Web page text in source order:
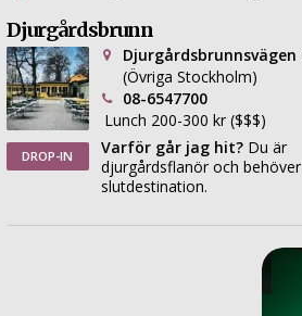
Djurgårdsbrunn
DROP-IN
Djurgårdsbrunnsvägen
(Övriga Stockholm)
08-6547700
Lunch 200-300 kr ($$$)
Varför går jag hit? Du är
djurgårdsflanör och
slutdestination.